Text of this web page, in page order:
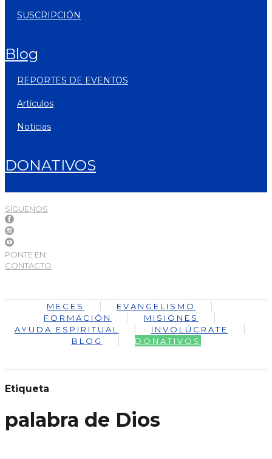
SUSCRIPCIÓN
blog
REPORTES DE EVENTOS
artículos
noticias
DONATIVOS
SÍGUENOS
PONTE EN:
CONTACTO
MECES
EVANGELISMO
FORMACIÓN
MISIONES
AYUDA ESPIRITUAL
INVOLÚCRATE
BLOG
DONATIVOS
Etiqueta
palabra de Dios